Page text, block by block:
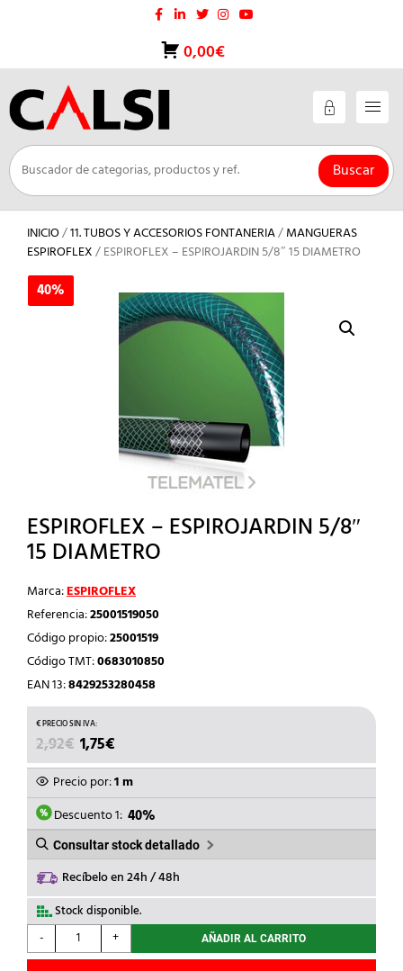
0,00€
Buscar
INICIO/11. TUBOS Y ACCESORIOS FONTANERIA/MANGUERAS
ESPIROFLEX/ ESPIROFLEX – ESPIROJARDIN 5/8″ 15 DIAMETRO
40%
ESPIROFLEX – ESPIROJARDIN 5/8″
15 DIAMETRO
Marca:ESPIROFLEX
Referencia:25001519050
Código propio:25001519
Código TMT:0683010850
EAN 13:8429253280458
2,92€ EL
PRECIO
ORIGINAL
ERA:
2,92€.
1,75€
PRECIO
ACTUAL
ES:
1,75€.
Precio por:1 m
Descuento 1: 40%
Consultar stock detallado
Recíbelo en 24h / 48h
Stock disponible.
-
ESPIROFLEX
-
+ AÑADIR AL CARRITO
40%